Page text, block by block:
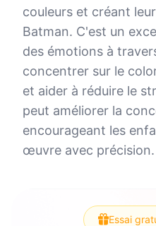
couleurs et créant
Batman. C'est un
des émotions à
concentrer sur le
et aider à réduire le
peut améliorer la
encourageant les
œuvre avec précision.
Essai